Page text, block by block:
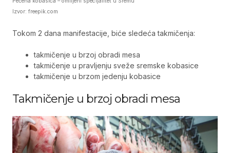
Izvor: freepik.com
Tokom 2 dana manifestacije, biće sledeća takmičenja:
takmičenje u brzoj obradi mesa
takmičenje u pravljenju sveže sremske kobasice
takmičenje u brzom jedenju kobasice
Takmičenje u brzoj obradi mesa